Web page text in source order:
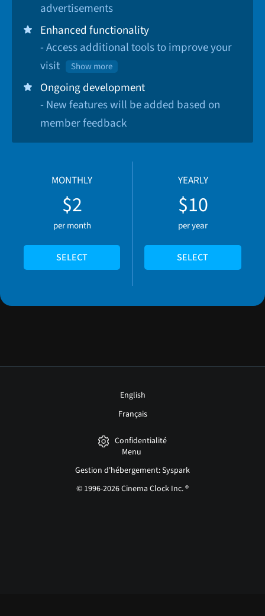
advertisements
Enhanced functionality
- Access additional tools to improve your
visit
Show more
Ongoing development
- New features will be added based on
member feedback
MONTHLY
$2
per month
SELECT
YEARLY
$10
per year
SELECT
English
Français
Confidentialité
Menu
Gestion d'hébergement: Syspark
© 1996-2026 Cinema Clock Inc. ®